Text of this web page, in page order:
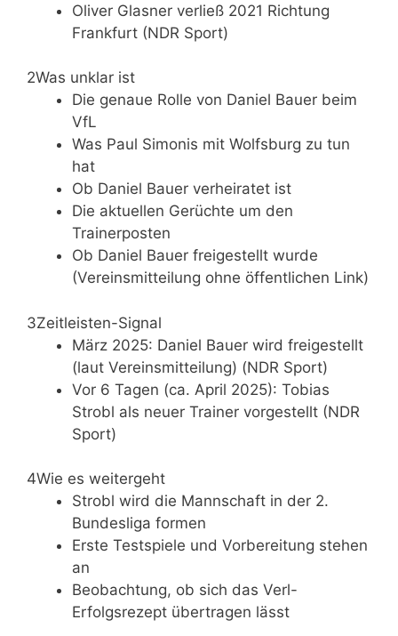
Oliver Glasner verließ 2021 Richtung
Frankfurt (NDR Sport)
2Was unklar ist
Die genaue Rolle von Daniel Bauer beim
VfL
Was Paul Simonis mit Wolfsburg zu tun
hat
Ob Daniel Bauer verheiratet ist
Die aktuellen Gerüchte um den
Trainerposten
Ob Daniel Bauer freigestellt wurde
(Vereinsmitteilung ohne öffentlichen Link)
3Zeitleisten-Signal
März 2025: Daniel Bauer wird freigestellt
(laut Vereinsmitteilung) (NDR Sport)
Vor 6 Tagen (ca. April 2025): Tobias
Strobl als neuer Trainer vorgestellt (NDR
Sport)
4Wie es weitergeht
Strobl wird die Mannschaft in der 2.
Bundesliga formen
Erste Testspiele und Vorbereitung stehen
an
Beobachtung, ob sich das Verl-
Erfolgsrezept übertragen lässt